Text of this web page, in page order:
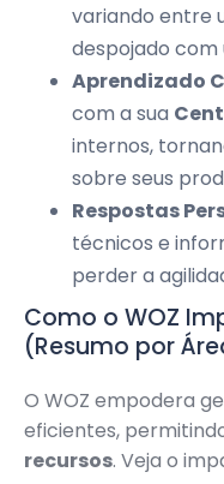
variando entre
despojado com
Aprendizado
com a sua
internos,
sobre seus
Respostas
técnicos e
perder a
Como o WOZ
(Resumo por
O WOZ empodera
eficientes,
recursos. Veja o